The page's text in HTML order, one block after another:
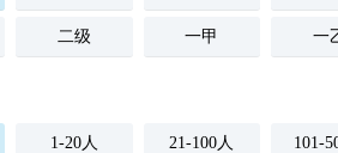
二级 一甲 一
1-20人 21-100人 101-